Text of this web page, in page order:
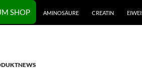
SHOP AMINOSÄURE CREATIN